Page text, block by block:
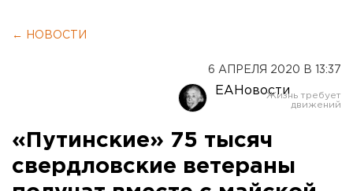
← НОВОСТИ
6 АПРЕЛЯ 2020 В 13:37
ЕАНовости
«Путинские» 75 тысяч
свердловские ветераны